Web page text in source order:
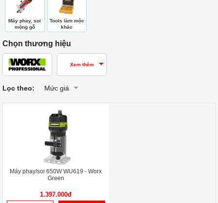
Máy phay, soi
mộng gỗ
Tools làm mộc
khác
Chọn thương hiệu
Xem thêm
Lọc theo: Mức giá
Máy phay/soi 650W WU619 - Worx
Green
1.397.000đ